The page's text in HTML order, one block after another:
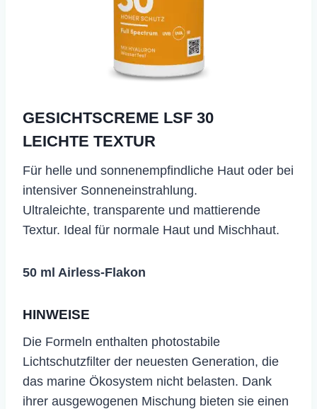
GESICHTSCREME LSF 30
LEICHTE TEXTUR
​Für helle und sonnenempfindliche Haut oder bei
intensiver Sonneneinstrahlung.
Ultraleichte, transparente und mattierende
Textur. Ideal für normale Haut und Mischhaut.
50 ml Airless-Flakon
HINWEISE
Die Formeln enthalten photostabile
Lichtschutzfilter der neuesten Generation, die
das marine Ökosystem nicht belasten. Dank
ihrer ausgewogenen Mischung bieten sie einen